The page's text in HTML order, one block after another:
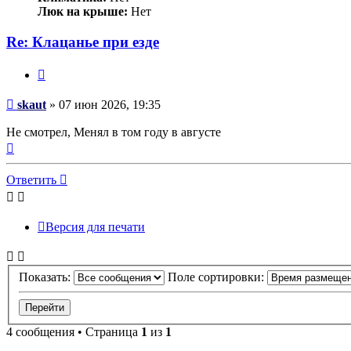
Люк на крыше: Нет
Re: Клацанье при езде
Сообщение
skaut » 07 июн 2026, 19:35
Не смотрел, Менял в том году в августе
началу
Ответить
Версия для печати
Показать: Поле сортировки:
4 сообщения • Страница 1 из 1